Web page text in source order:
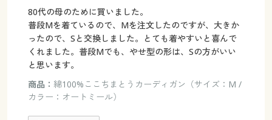
80代の母のために買いました。
普段Mを着ているので、Mを注文したのですが、大きか
ったので、Sと交換しました。とても着やすいと喜んで
くれました。普段Mでも、やせ型の形は、Sの方がいい
と思います。
商品： 綿100%ここちまとうカーディガン（サイズ：M /
カラー：オートミール）